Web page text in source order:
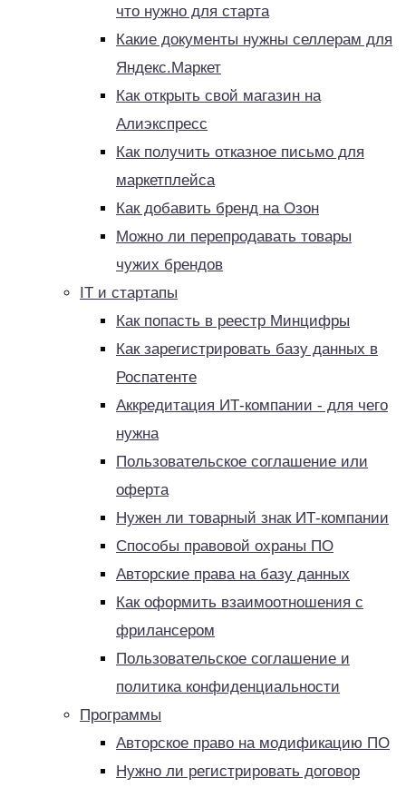
что нужно для старта
Какие документы нужны селлерам для
Яндекс.Маркет
Как открыть свой магазин на
Алиэкспресс
Как получить отказное письмо для
маркетплейса
Как добавить бренд на Озон
Можно ли перепродавать товары
чужих брендов
IT и стартапы
Как попасть в реестр Минцифры
Как зарегистрировать базу данных в
Роспатенте
Аккредитация ИТ-компании - для чего
нужна
Пользовательское соглашение или
оферта
Нужен ли товарный знак ИТ-компании
Способы правовой охраны ПО
Авторские права на базу данных
Как оформить взаимоотношения с
фрилансером
Пользовательское соглашение и
политика конфиденциальности
Программы
Авторское право на модификацию ПО
Нужно ли регистрировать договор